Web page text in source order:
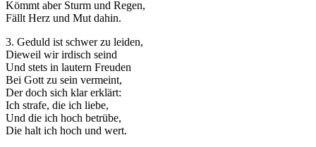
Kömmt aber Sturm und Regen,
Fällt Herz und Mut dahin.
3. Geduld ist schwer zu leiden,
Dieweil wir irdisch seind
Und stets in lautern Freuden
Bei Gott zu sein vermeint,
Der doch sich klar erklärt:
Ich strafe, die ich liebe,
Und die ich hoch betrübe,
Die halt ich hoch und wert.